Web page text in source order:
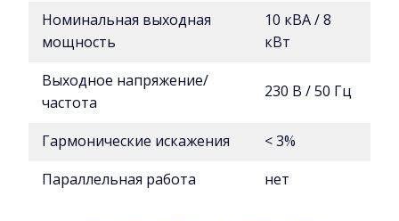
Номинальная выходная
мощность
10 кВA / 8
кВт
Выходное напряжение/
частота
230 В / 50 Гц
Гармонические искажения
< 3%
Параллельная работа
нет